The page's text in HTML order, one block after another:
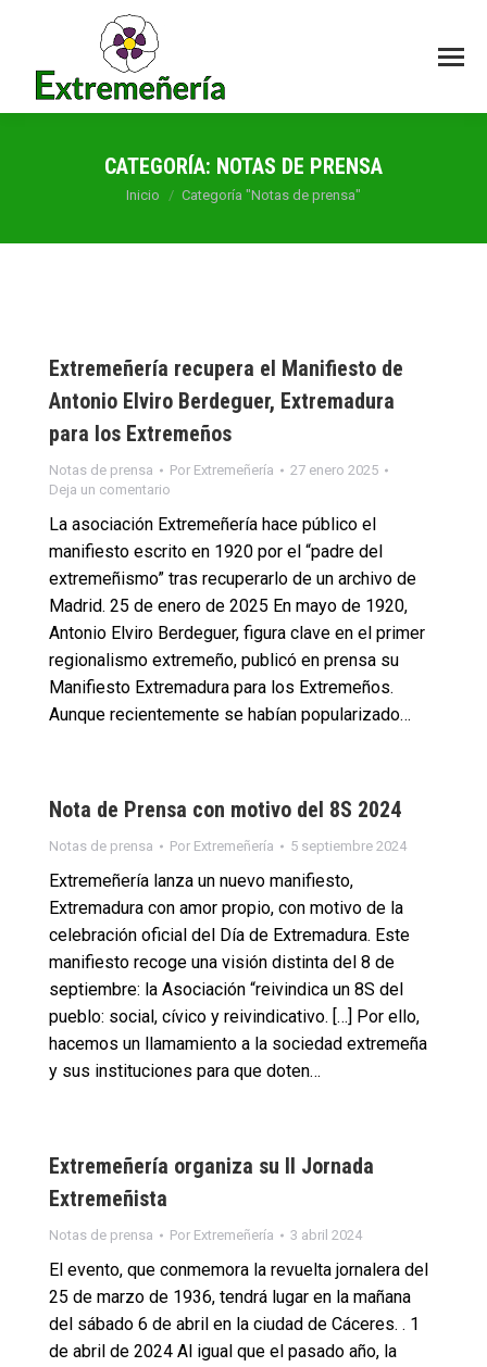
CATEGORÍA: NOTAS DE PRENSA
Estás aquí:
Inicio Categoría "Notas de prensa"
Extremeñería recupera el Manifiesto de
Antonio Elviro Berdeguer, Extremadura
para los Extremeños
Notas de prensa Por Extremeñería
27 enero 2025
Deja un comentario
La asociación Extremeñería hace público el
manifiesto escrito en 1920 por el “padre del
extremeñismo” tras recuperarlo de un archivo de
Madrid. 25 de enero de 2025 En mayo de 1920,
Antonio Elviro Berdeguer, figura clave en el primer
regionalismo extremeño, publicó en prensa su
Manifiesto Extremadura para los Extremeños.
Aunque recientemente se habían popularizado…
Nota de Prensa con motivo del 8S 2024
Notas de prensa Por Extremeñería 5 septiembre 2024
Extremeñería lanza un nuevo manifiesto,
Extremadura con amor propio, con motivo de la
celebración oficial del Día de Extremadura. Este
manifiesto recoge una visión distinta del 8 de
septiembre: la Asociación “reivindica un 8S del
pueblo: social, cívico y reivindicativo. […] Por ello,
hacemos un llamamiento a la sociedad extremeña
y sus instituciones para que doten…
Extremeñería organiza su II Jornada
Extremeñista
Notas de prensa Por Extremeñería 3 abril 2024
El evento, que conmemora la revuelta jornalera del
25 de marzo de 1936, tendrá lugar en la mañana
del sábado 6 de abril en la ciudad de Cáceres. . 1
de abril de 2024 Al igual que el pasado año, la